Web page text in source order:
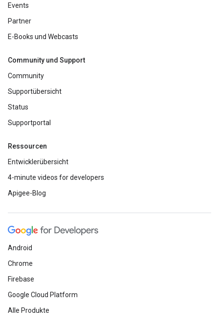
Events
Partner
E-Books und Webcasts
Community und Support
Community
Supportübersicht
Status
Supportportal
Ressourcen
Entwicklerübersicht
4-minute videos for developers
Apigee-Blog
Android
Chrome
Firebase
Google Cloud Platform
Alle Produkte